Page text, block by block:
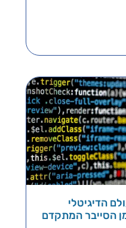
הדיגיטלי
הסייבר המתקדם